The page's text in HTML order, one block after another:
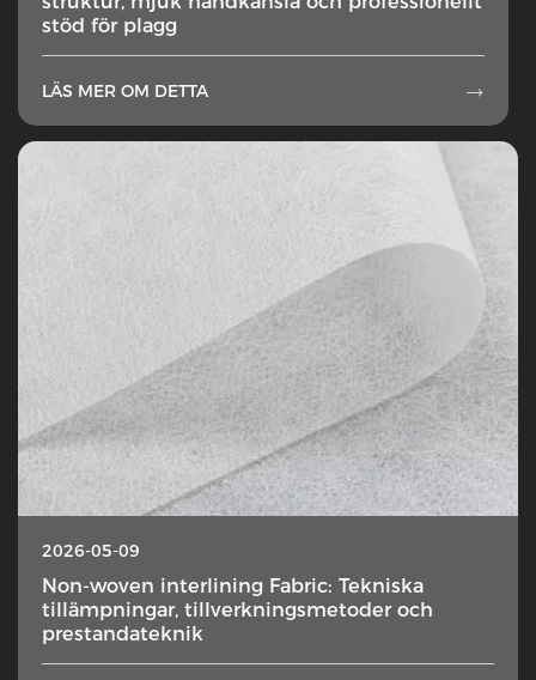
stöd för plagg
LÄS MER OM DETTA 
2026-05-09
Non-woven interlining Fabric: Tekniska
tillämpningar, tillverkningsmetoder och
prestandateknik